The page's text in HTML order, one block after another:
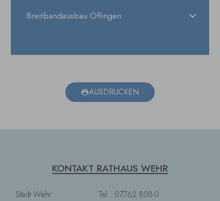
Breitbandausbau Öflingen
AUSDRUCKEN
KONTAKT RATHAUS WEHR
Stadt Wehr
Tel.: 07762 808-0